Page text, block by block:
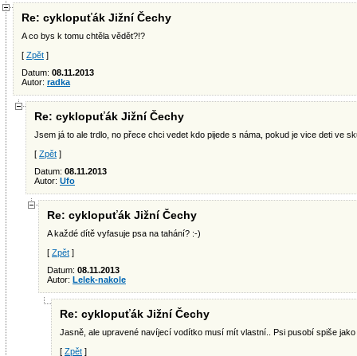
Re: cyklopuťák Jižní Čechy
A co bys k tomu chtěla vědět?!?
[ Zpět ]
Datum: 08.11.2013
Autor: radka
Re: cyklopuťák Jižní Čechy
Jsem já to ale trdlo, no přece chci vedet kdo pijede s náma, pokud je vice deti ve
[ Zpět ]
Datum: 08.11.2013
Autor: Ufo
Re: cyklopuťák Jižní Čechy
A každé dítě vyfasuje psa na tahání? :-)
[ Zpět ]
Datum: 08.11.2013
Autor: Lelek-nakole
Re: cyklopuťák Jižní Čechy
Jasně, ale upravené navíjecí vodítko musí mít vlastní.. Psi pusobí spiše
[ Zpět ]